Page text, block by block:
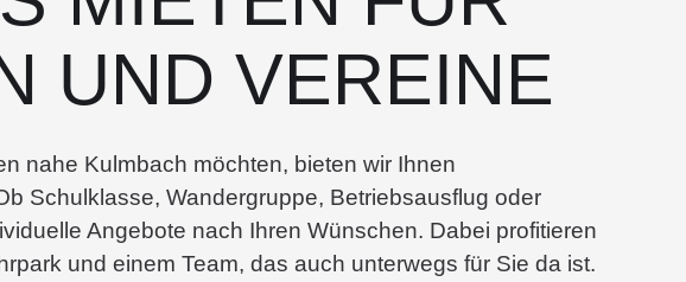
UND VEREINE
nahe Kulmbach möchten, bieten wir Ihnen
Schulklasse, Wandergruppe, Betriebsausflug oder
Angebote nach Ihren Wünschen. Dabei profitieren
und einem Team, das auch unterwegs für Sie da ist.